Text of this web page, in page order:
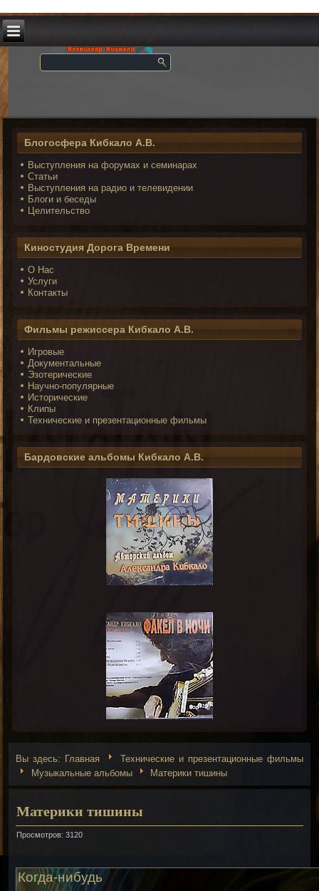
Блогосфера Кибкало А.В.
Выступления на форумах и семинарах
Статьи
Выступления на радио и телевидении
Блоги и беседы
Целительство
Киностудия Дорога Времени
О Нас
Услуги
Контакты
Фильмы режиссера Кибкало А.В.
Игровые
Документальные
Эзотерические
Научно-популярные
Исторические
Клипы
Технические и презентационные фильмы
Бардовские альбомы Кибкало А.В.
Вы здесь: Главная
Технические и презентационные фильмы
Музыкальные альбомы
Материки тишины
Материки тишины
Просмотров: 3120
Когда-нибудь